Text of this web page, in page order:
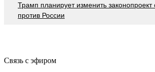
Трамп планирует изменить законопроект
против России
Связь с эфиром